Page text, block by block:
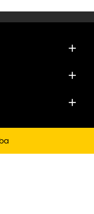


